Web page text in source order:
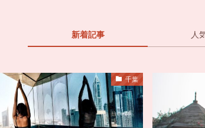
新着記事 人
千葉